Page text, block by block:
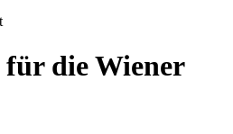
für die Wiener